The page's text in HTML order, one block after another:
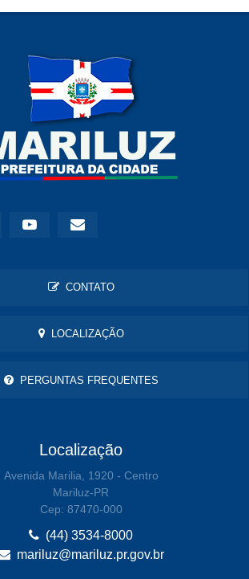
CONTATO
LOCALIZAÇÃO
PERGUNTAS FREQUENTES
Localização
Avenida Marilia, 1920 - Centro
Mariluz-PR
Cep: 87470-000
(44) 3534-8000
mariluz@mariluz.pr.gov.br